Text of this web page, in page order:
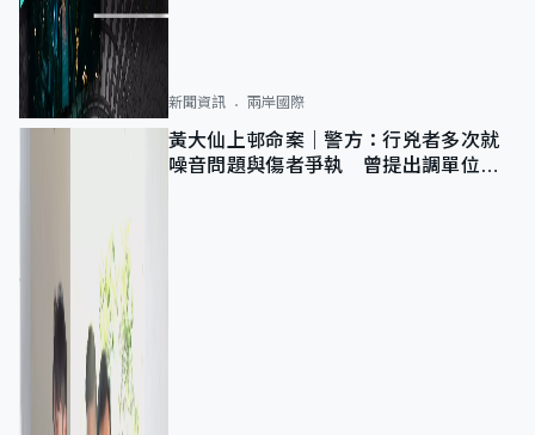
新聞資訊 兩岸國際
黃大仙上邨命案｜警方：行兇者多次就
噪音問題與傷者爭執 曾提出調單位已